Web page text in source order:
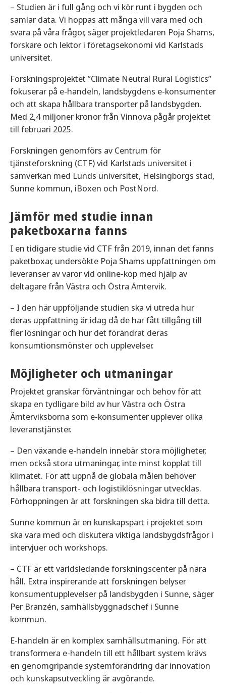
– Studien är i full gång och vi kör runt i bygden och
samlar data. Vi hoppas att många vill vara med och
svara på våra frågor, säger projektledaren Poja Shams,
forskare och lektor i företagsekonomi vid Karlstads
universitet.
Forskningsprojektet ”Climate Neutral Rural Logistics”
fokuserar på e-handeln, landsbygdens e-konsumenter
och att skapa hållbara transporter på landsbygden.
Med 2,4 miljoner kronor från Vinnova pågår projektet
till februari 2025.
Forskningen genomförs av Centrum för
tjänsteforskning (CTF) vid Karlstads universitet i
samverkan med Lunds universitet, Helsingborgs stad,
Sunne kommun, iBoxen och PostNord.
Jämför med studie innan
paketboxarna fanns
I en tidigare studie vid CTF från 2019, innan det fanns
paketboxar, undersökte Poja Shams uppfattningen om
leveranser av varor vid online-köp med hjälp av
deltagare från Västra och Östra Ämtervik.
– I den här uppföljande studien ska vi utreda hur
deras uppfattning är idag då de har fått tillgång till
fler lösningar och hur det förändrat deras
konsumtionsmönster och upplevelser.
Möjligheter och utmaningar
Projektet granskar förväntningar och behov för att
skapa en tydligare bild av hur Västra och Östra
Ämterviksborna som e-konsumenter upplever olika
leveranstjänster.
– Den växande e-handeln innebär stora möjligheter,
men också stora utmaningar, inte minst kopplat till
klimatet. För att uppnå de globala målen behöver
hållbara transport- och logistiklösningar utvecklas.
Förhoppningen är att forskningen ska bidra till detta.
Sunne kommun är en kunskapspart i projektet som
ska vara med och diskutera viktiga landsbygdsfrågor i
intervjuer och workshops.
– CTF är ett världsledande forskningscenter på nära
håll. Extra inspirerande att forskningen belyser
konsumentupplevelser på landsbygden i Sunne, säger
Per Branzén, samhällsbyggnadschef i Sunne
kommun.
E-handeln är en komplex samhällsutmaning. För att
transformera e-handeln till ett hållbart system krävs
en genomgripande systemförändring där innovation
och kunskapsutveckling är avgörande.